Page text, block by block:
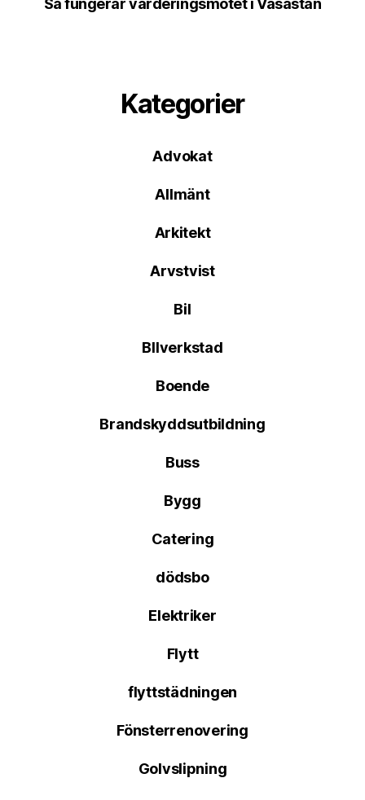
Kategorier
Advokat
Allmänt
Arkitekt
Arvstvist
Bil
BIlverkstad
Boende
Brandskyddsutbildning
Buss
Bygg
Catering
dödsbo
Elektriker
Flytt
flyttstädningen
Fönsterrenovering
Golvslipning